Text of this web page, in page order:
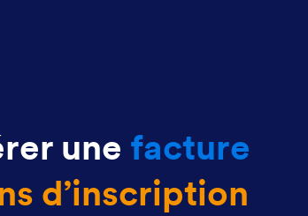
une facture
d’inscription